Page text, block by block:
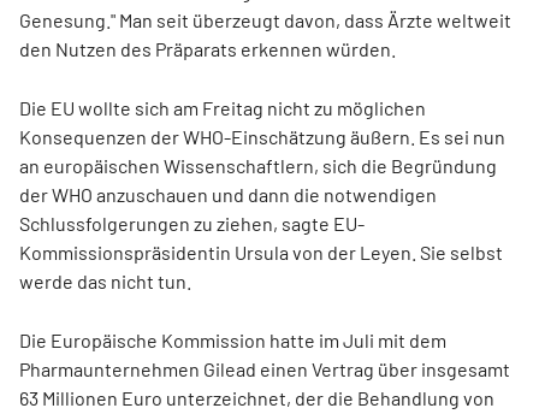
Genesung." Man seit überzeugt davon, dass Ärzte weltweit
den Nutzen des Präparats erkennen würden.
Die EU wollte sich am Freitag nicht zu möglichen
Konsequenzen der WHO-Einschätzung äußern. Es sei nun
an europäischen Wissenschaftlern, sich die Begründung
der WHO anzuschauen und dann die notwendigen
Schlussfolgerungen zu ziehen, sagte EU-
Kommissionspräsidentin Ursula von der Leyen. Sie selbst
werde das nicht tun.
Die Europäische Kommission hatte im Juli mit dem
Pharmaunternehmen Gilead einen Vertrag über insgesamt
63 Millionen Euro unterzeichnet, der die Behandlung von